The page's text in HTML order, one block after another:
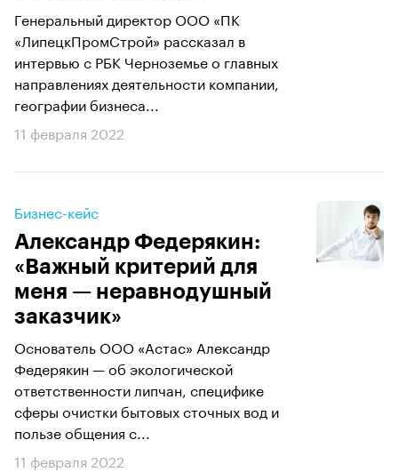
Генеральный директор ООО «ПК
«ЛипецкПромСтрой» рассказал в
интервью с РБК Черноземье о главных
направлениях деятельности компании,
географии бизнеса...
11 февраля 2022
Бизнес-кейс
Александр Федерякин:
«Важный критерий для
меня — неравнодушный
заказчик»
Основатель ООО «Астас» Александр
Федерякин — об экологической
ответственности липчан, специфике
сферы очистки бытовых сточных вод и
пользе общения с...
11 февраля 2022